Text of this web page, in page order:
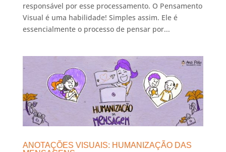
responsável por esse processamento. O Pensamento
Visual é uma habilidade! Simples assim. Ele é
essencialmente o processo de pensar por...
ANOTAÇÕES VISUAIS: HUMANIZAÇÃO DAS